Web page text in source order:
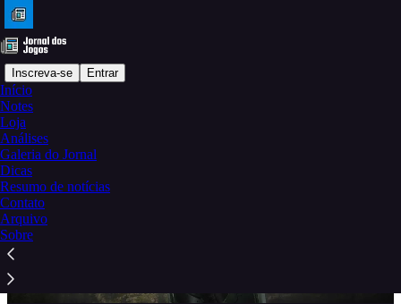
Inscreva-se Entrar
Início
Notes
Loja
Análises
Galeria do Jornal
Dicas
Resumo de notícias
Contato
Arquivo
Sobre